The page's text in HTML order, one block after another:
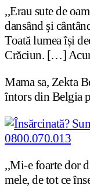
,,Erau sute de
dansând și
Toată lumea își
Crăciun. […]
Mama sa, Zekta
întors din Belgia
,,Mi-e foarte dor
mele, de tot ce